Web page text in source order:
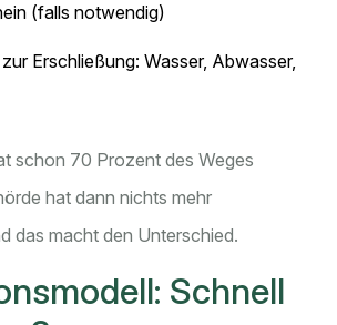
(falls notwendig)
Erschließung: Wasser, Abwasser,
schon 70 Prozent des Weges
hat dann nichts mehr
das macht den Unterschied.
Schnell